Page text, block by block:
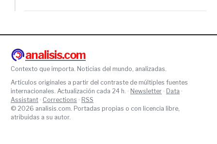
analisis.com
Contexto que importa. Noticias del mundo, analizadas.
Artículos originales a partir del contraste de múltiples fuentes
internacionales. Actualización cada 24 h. · Newsletter · Data ·
Assistant · Corrections · RSS
© 2026 analisis.com. Portadas propias o con licencia libre,
atribuidas a su autor.